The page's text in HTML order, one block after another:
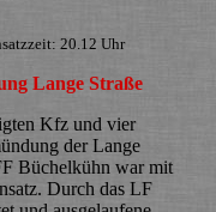
20.12 Uhr
Lange Straße
Kfz und vier
der Lange
Büchelkühn war mit
Durch das LF